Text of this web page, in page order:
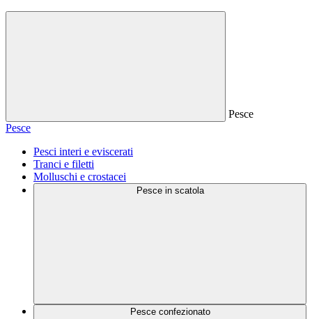
Pesce
Pesce
Pesci interi e eviscerati
Tranci e filetti
Molluschi e crostacei
Pesce in scatola
Pesce confezionato